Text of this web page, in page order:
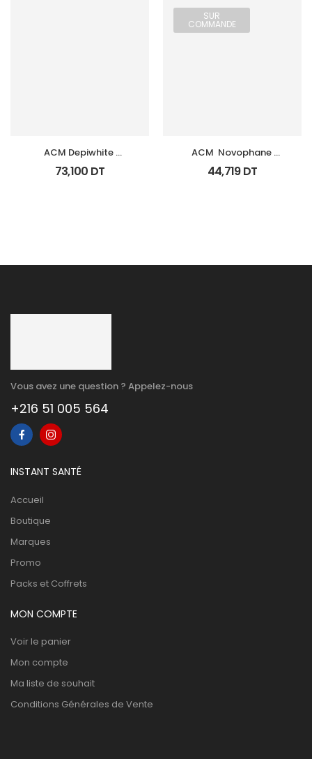
ACM Depiwhite
Advanced Creme
Depigmentant Tb 40Ml
73,100 DT
SUR
COMMANDE
ACM  Novophane
Shampooing Ds Fl 125Ml
44,719DT
Vous avez une question ? Appelez-nous
+216 51 005 564
INSTANT SANTÉ
Accueil
Boutique
Marques
Promo
Packs et Coffrets
MON COMPTE
Voir le panier
Mon compte
Ma liste de souhait
Conditions Générales de Vente